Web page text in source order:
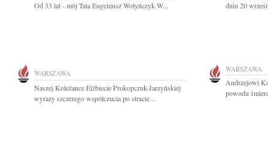
Od 33 lat - mój Tata Eugeniusz Wołyńczyk W...
dniu 20
WARSZAWA
Naszej Koleżance Elżbiecie Prokopczuk-Jarzyńskiej
wyrazy szczerego współczucia po stracie...
WARSZAWA
Andrzejowi
powodu